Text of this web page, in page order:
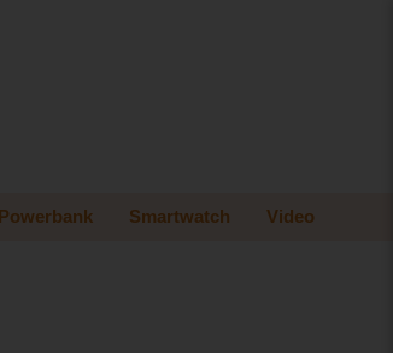
Powerbank Smartwatch Video